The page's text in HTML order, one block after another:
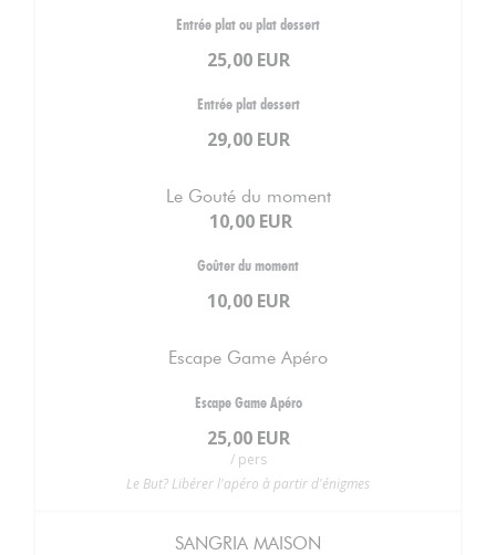
Entrée plat ou plat dessert
25,00 EUR
Entrée plat dessert
29,00 EUR
Le Gouté du moment
10,00 EUR
Goûter du moment
10,00 EUR
Escape Game Apéro
Escape Game Apéro
25,00 EUR
/ pers
Le But? Libérer l'apéro à partir d'énigmes
SANGRIA MAISON